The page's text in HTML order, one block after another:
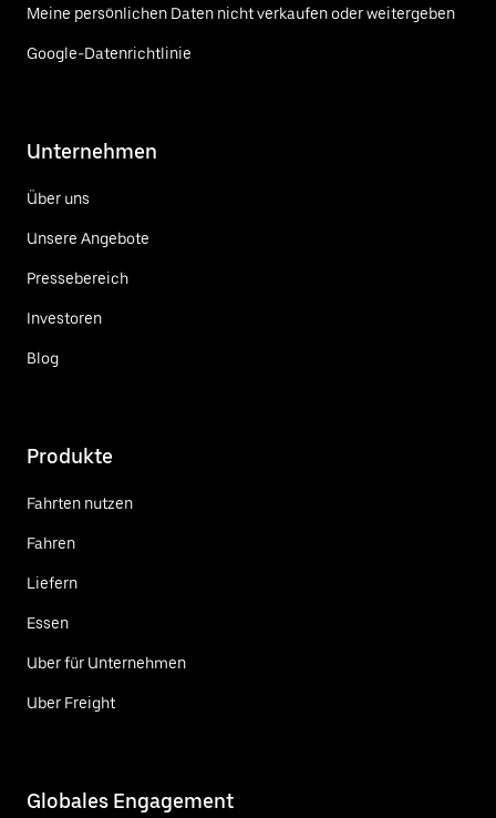
Meine persönlichen Daten nicht verkaufen oder weitergeben
Google-Datenrichtlinie
Unternehmen
Über uns
Unsere Angebote
Pressebereich
Investoren
Blog
Produkte
Fahrten nutzen
Fahren
Liefern
Essen
Uber für Unternehmen
Uber Freight
Globales Engagement